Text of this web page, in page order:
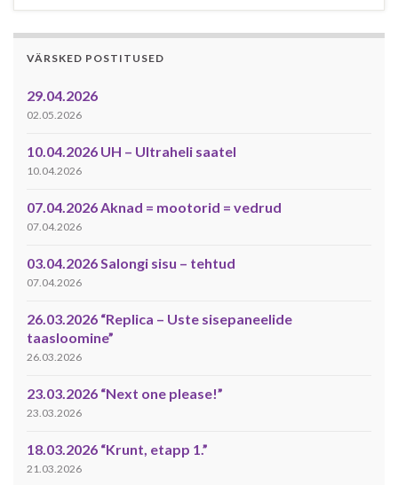
VÄRSKED POSTITUSED
29.04.2026
02.05.2026
10.04.2026 UH – Ultraheli saatel
10.04.2026
07.04.2026 Aknad = mootorid = vedrud
07.04.2026
03.04.2026 Salongi sisu – tehtud
07.04.2026
26.03.2026 “Replica – Uste sisepaneelide
taasloomine”
26.03.2026
23.03.2026 “Next one please!”
23.03.2026
18.03.2026 “Krunt, etapp 1.”
21.03.2026